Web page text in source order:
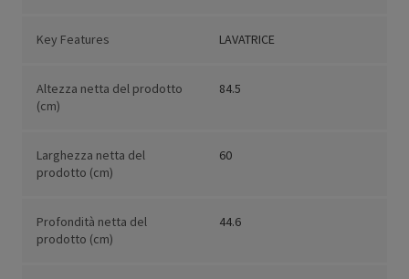
Key Features LAVATRICE
Altezza netta del prodotto
(cm)
84.5
Larghezza netta del
prodotto (cm)
60
Profondità netta del
prodotto (cm)
44.6